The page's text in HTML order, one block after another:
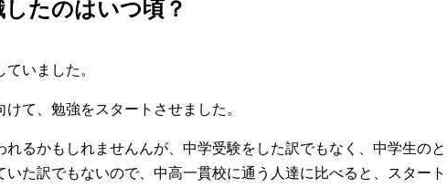
たのはいつ頃？
いました。
て、勉強をスタートさせました。
るかもしれませんんが、中学受験をした訳でもなく、中学生のと
た訳でもないので、中高一貫校に通う人達に比べると、スタート